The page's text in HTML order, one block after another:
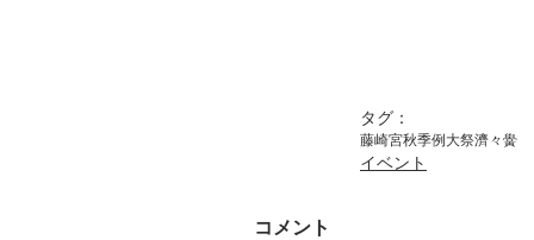
タグ：
藤崎宮秋季例大祭濟々黌
イベント
コメント